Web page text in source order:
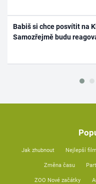
Babiš si chce posvítit na
Samozřejmě budu
Jak zhubnout Nejlepší
Změna času
ZOO Nové začátky